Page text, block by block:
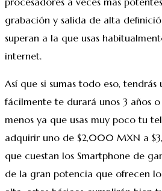
grabación y salida de alta
superan a la que usas
internet.
Así que si sumas todo eso,
fácilmente te durará unos 3 años o
menos ya que usas muy poco tu
adquirir uno de $2,000 MXN a
que cuestan los Smartphone de
de la gran potencia que ofrecen